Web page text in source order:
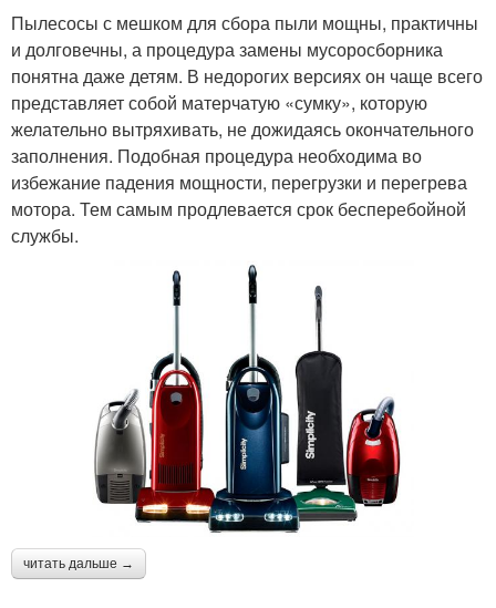
Пылесосы с мешком для сбора пыли мощны, практичны
и долговечны, а процедура замены мусоросборника
понятна даже детям. В недорогих версиях он чаще всего
представляет собой матерчатую «сумку», которую
желательно вытряхивать, не дожидаясь окончательного
заполнения. Подобная процедура необходима во
избежание падения мощности, перегрузки и перегрева
мотора. Тем самым продлевается срок бесперебойной
службы.
читать дальше →